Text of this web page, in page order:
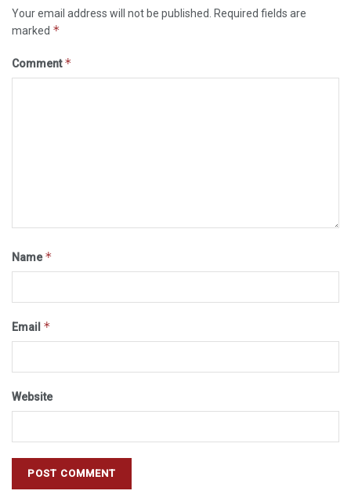
Your email address will not be published. Required fields are
marked *
Comment*
Name*
Email *
Website